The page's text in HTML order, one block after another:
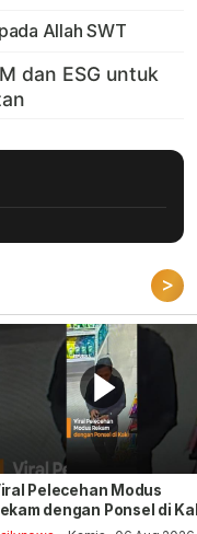
Allah SWT
>
Pelecehan Modus
dengan Ponsel di